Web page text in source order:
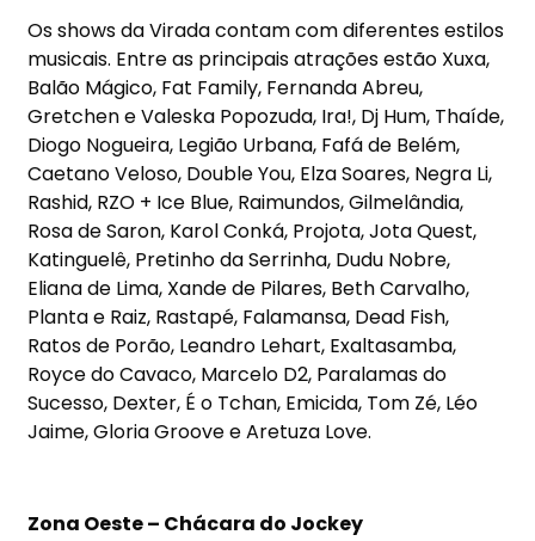
Os shows da Virada contam com diferentes estilos
musicais. Entre as principais atrações estão Xuxa,
Balão Mágico, Fat Family, Fernanda Abreu,
Gretchen e Valeska Popozuda, Ira!, Dj Hum, Thaíde,
Diogo Nogueira, Legião Urbana, Fafá de Belém,
Caetano Veloso, Double You, Elza Soares, Negra Li,
Rashid, RZO + Ice Blue, Raimundos, Gilmelândia,
Rosa de Saron, Karol Conká, Projota, Jota Quest,
Katinguelê, Pretinho da Serrinha, Dudu Nobre,
Eliana de Lima, Xande de Pilares, Beth Carvalho,
Planta e Raiz, Rastapé, Falamansa, Dead Fish,
Ratos de Porão, Leandro Lehart, Exaltasamba,
Royce do Cavaco, Marcelo D2, Paralamas do
Sucesso, Dexter, É o Tchan, Emicida, Tom Zé, Léo
Jaime, Gloria Groove e Aretuza Love.
Zona Oeste – Chácara do Jockey